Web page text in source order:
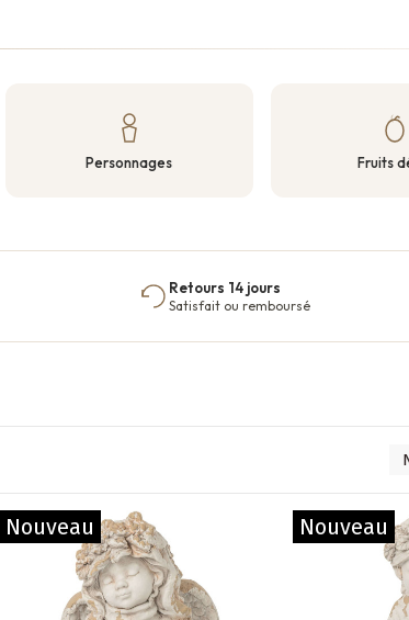
Personnages Fruits
Retours 14 jours
Satisfait ou remboursé
Nouveau Nouveau